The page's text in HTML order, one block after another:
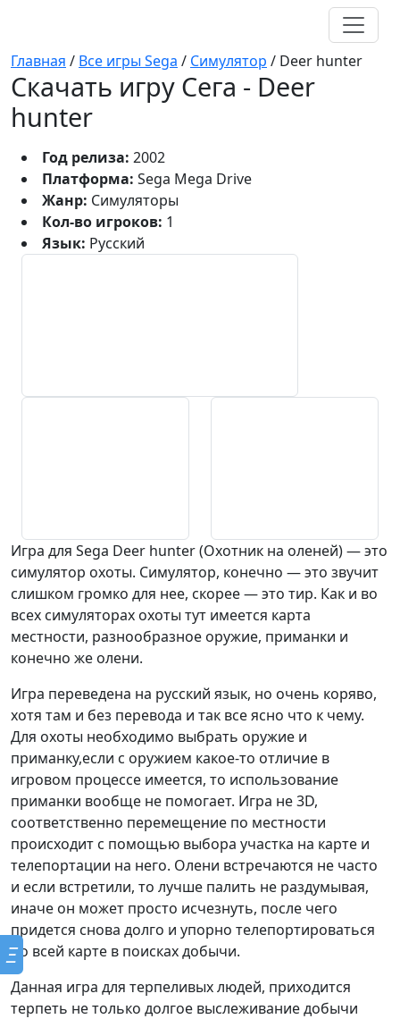
Главная / Все игры Sega / Симулятор / Deer hunter
Скачать игру Сега - Deer
hunter
Год релиза: 2002
Платформа: Sega Mega Drive
Жанр: Симуляторы
Кол-во игроков: 1
Язык: Русский
Игра для Sega Deer hunter (Охотник на оленей) — это
симулятор охоты. Симулятор, конечно — это звучит
слишком громко для нее, скорее — это тир. Как и во
всех симуляторах охоты тут имеется карта
местности, разнообразное оружие, приманки и
конечно же олени.
Игра переведена на русский язык, но очень коряво,
хотя там и без перевода и так все ясно что к чему.
Для охоты необходимо выбрать оружие и
приманку,если с оружием какое-то отличие в
игровом процессе имеется, то использование
приманки вообще не помогает. Игра не 3D,
соответственно перемещение по местности
происходит с помощью выбора участка на карте и
телепортации на него. Олени встречаются не часто
и если встретили, то лучше палить не раздумывая,
иначе он может просто исчезнуть, после чего
придется снова долго и упорно телепортироваться
по всей карте в поисках добычи.
Данная игра для терпеливых людей, приходится
терпеть не только долгое выслеживание добычи
Ξ